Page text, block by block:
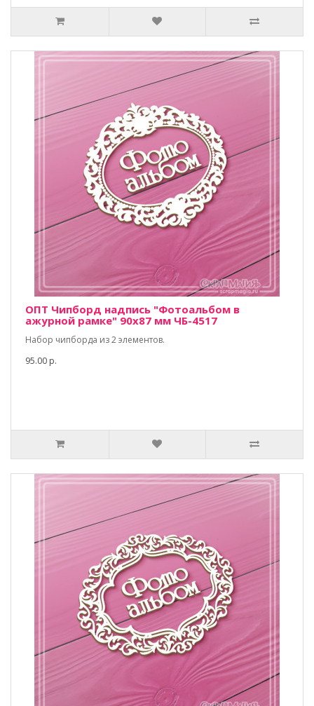
ОПТ Чипборд надпись "Фотоальбом в
ажурной рамке" 90х87 мм ЧБ-4517
Набор чипборда из 2 элементов.
95.00 р.